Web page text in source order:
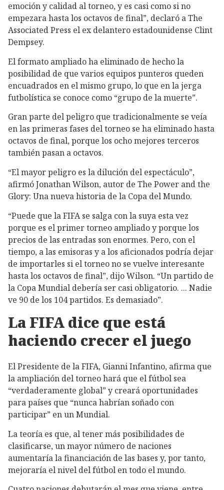
emoción y calidad al torneo, y es casi como si no
empezara hasta los octavos de final”, declaró a The
Associated Press el ex delantero estadounidense Clint
Dempsey.
El formato ampliado ha eliminado de hecho la
posibilidad de que varios equipos punteros queden
encuadrados en el mismo grupo, lo que en la jerga
futbolística se conoce como “grupo de la muerte”.
Gran parte del peligro que tradicionalmente se veía
en las primeras fases del torneo se ha eliminado hasta
octavos de final, porque los ocho mejores terceros
también pasan a octavos.
“El mayor peligro es la dilución del espectáculo”,
afirmó Jonathan Wilson, autor de The Power and the
Glory: Una nueva historia de la Copa del Mundo.
“Puede que la FIFA se salga con la suya esta vez
porque es el primer torneo ampliado y porque los
precios de las entradas son enormes. Pero, con el
tiempo, a las emisoras y a los aficionados podría dejar
de importarles si el torneo no se vuelve interesante
hasta los octavos de final”, dijo Wilson. “Un partido de
la Copa Mundial debería ser casi obligatorio. ... Nadie
ve 90 de los 104 partidos. Es demasiado”.
La FIFA dice que está
haciendo crecer el juego
El Presidente de la FIFA, Gianni Infantino, afirma que
la ampliación del torneo hará que el fútbol sea
“verdaderamente global” y creará oportunidades
para países que “nunca habrían soñado con
participar” en un Mundial.
La teoría es que, al tener más posibilidades de
clasificarse, un mayor número de naciones
aumentaría la financiación de las bases y, por tanto,
mejoraría el nivel del fútbol en todo el mundo.